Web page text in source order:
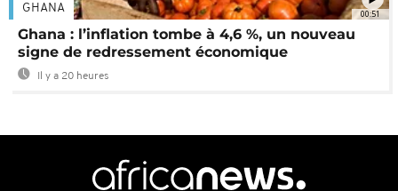
00:51
GHANA
Ghana : l’inflation tombe à 4,6 %, un nouveau
signe de redressement économique
Il y a 20 heures